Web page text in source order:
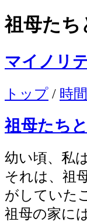
祖母たち
マイノリ
トップ / 時間
祖母たち
幼い頃、私
それは、祖
がしていた
祖母の家に